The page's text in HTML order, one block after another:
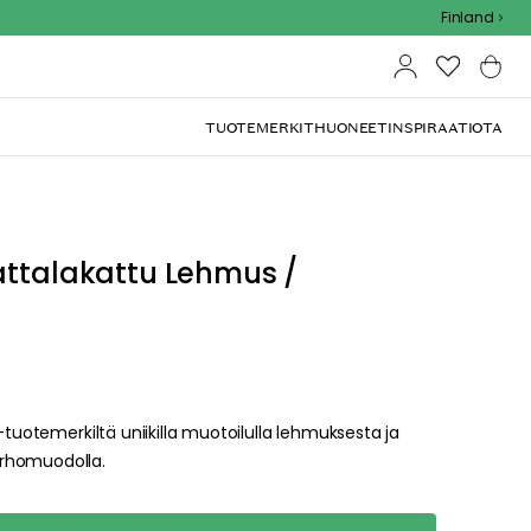
Outdoor Sale - 15% EXTRA alennus koodilla
Finland
TUOTEMERKITHUONEETINSPIRAATIOTA
Lehmus /
uniikilla muotoilulla lehmuksesta ja